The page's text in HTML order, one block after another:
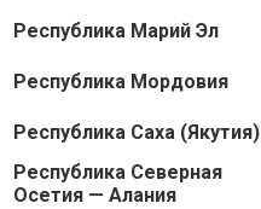
Республика Марий Эл
Республика Мордовия
Республика Саха (Якутия)
Республика Северная
Осетия — Алания